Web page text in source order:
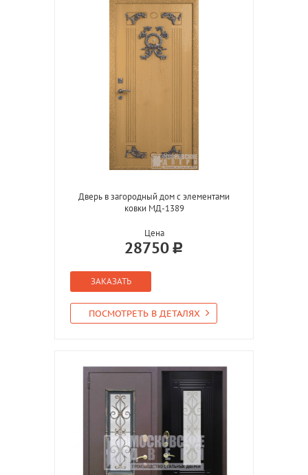
Дверь в загородный дом с элементами
ковки МД-1389
Цена
28750
ЗАКАЗАТЬ
ПОСМОТРЕТЬ В ДЕТАЛЯХ